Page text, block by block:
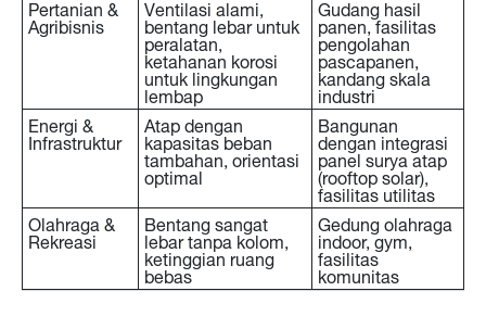
Pertanian &
Agribisnis
Ventilasi alami,
bentang lebar untuk
peralatan,
ketahanan korosi
untuk lingkungan
lembap
Gudang hasil
panen, fasilitas
pengolahan
pascapanen,
kandang skala
industri
Energi &
Infrastruktur
Atap dengan
kapasitas beban
tambahan, orientasi
optimal
Bangunan
dengan integrasi
panel surya atap
(rooftop solar),
fasilitas utilitas
Olahraga &
Rekreasi
Bentang sangat
lebar tanpa kolom,
ketinggian ruang
bebas
Gedung olahraga
indoor, gym,
fasilitas
komunitas